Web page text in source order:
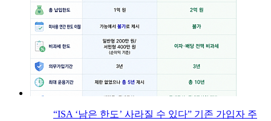
“ISA ‘남은 한도’ 사라질 수 있다” 기존 가입자 주